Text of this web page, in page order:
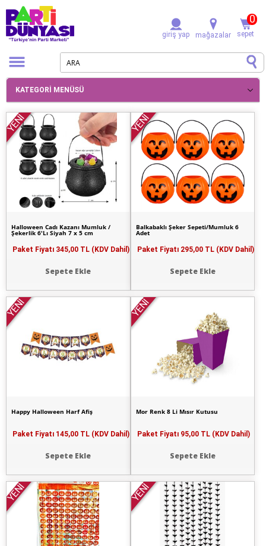
giriş yap mağazalar sepet
0
KATEGORI MENÜSÜ
YENİ
Halloween Cadı Kazanı Mumluk /
Şekerlik 6'Lı Siyah 7 x 5 cm
Paket Fiyatı 345,00 TL (KDV Dahil)
Sepete Ekle
YENİ
Balkabaklı Şeker Sepeti/Mumluk 6
Adet
Paket Fiyatı 295,00 TL (KDV Dahil)
Sepete Ekle
YENİ
Happy Halloween Harf Afiş
Paket Fiyatı 145,00 TL (KDV Dahil)
Sepete Ekle
YENİ
Mor Renk 8 Li Mısır Kutusu
Paket Fiyatı 95,00 TL (KDV Dahil)
Sepete Ekle
YENİ YENİ